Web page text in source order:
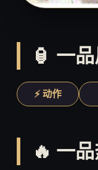
🏮 一
⚡ 动作
🔥 一